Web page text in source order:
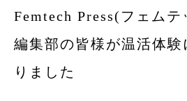
Femtech Press(フェムテ
編集部の皆様が温活体験
りました